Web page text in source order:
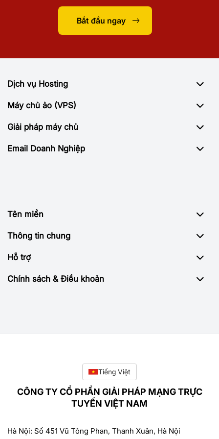
Bắt đầu ngay
Dịch vụ Hosting
Máy chủ ảo (VPS)
Giải pháp máy chủ
Email Doanh Nghiệp
Tên miền
Thông tin chung
Hỗ trợ
Chính sách & Điều khoản
Tiếng Việt
CÔNG TY CỔ PHẦN GIẢI PHÁP MẠNG TRỰC
TUYẾN VIỆT NAM
Hà Nội: Số 451 Vũ Tông Phan, Thanh Xuân, Hà Nội